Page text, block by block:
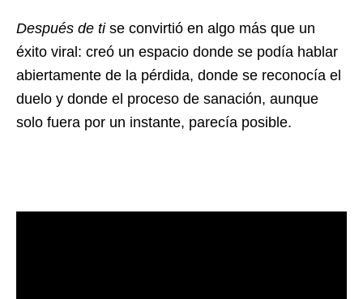
Después de ti se convirtió en algo más que un
éxito viral: creó un espacio donde se podía hablar
abiertamente de la pérdida, donde se reconocía el
duelo y donde el proceso de sanación, aunque
solo fuera por un instante, parecía posible.